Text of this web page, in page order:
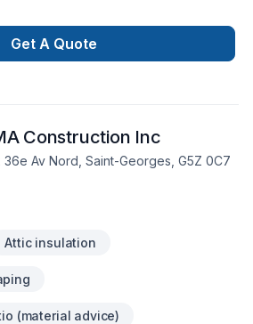
Get A Quote
Construction Inc
36e Av Nord, Saint-Georges, G5Z 0C7
Attic insulation
(material advice)